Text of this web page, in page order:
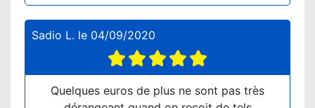
Sadio L. le 04/09/2020
Quelques euros de plus ne sont pas très